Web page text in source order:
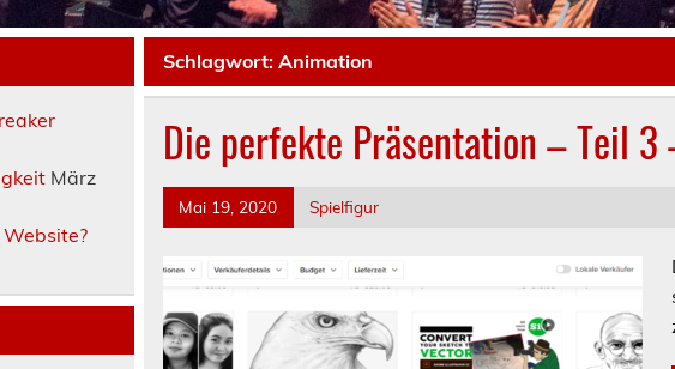
Schlagwort: Animation
Die perfekte Präsentation – Teil
Mai 19, 2020 Spielfigur
März